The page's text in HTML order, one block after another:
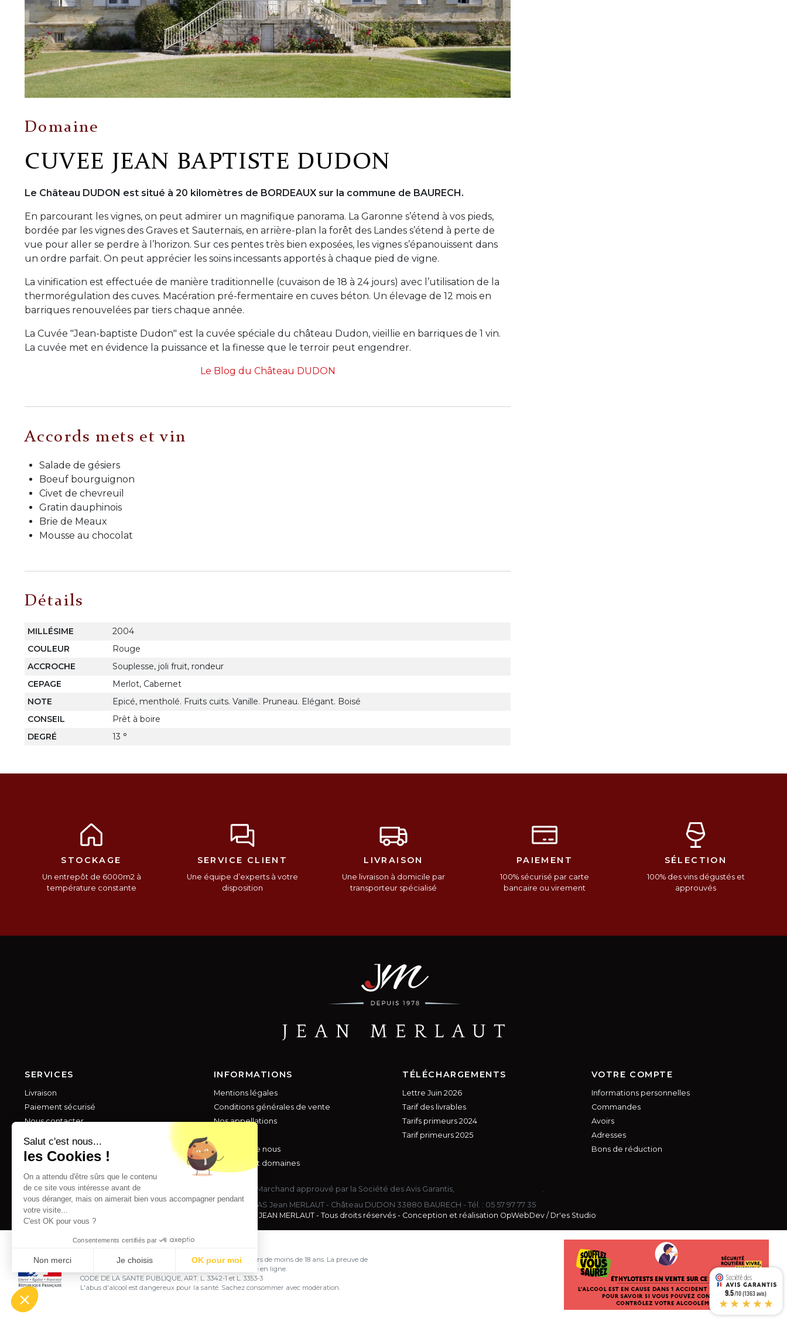
Domaine
CUVEE JEAN BAPTISTE DUDON
Le Château DUDON est situé à 20 kilomètres de BORDEAUX sur la commune de BAURECH.
En parcourant les vignes, on peut admirer un magnifique panorama. La Garonne s’étend à vos pieds,
bordée par les vignes des Graves et Sauternais, en arrière-plan la forêt des Landes s’étend à perte de
vue pour aller se perdre à l’horizon. Sur ces pentes très bien exposées, les vignes s’épanouissent dans
un ordre parfait. On peut apprécier les soins incessants apportés à chaque pied de vigne.
La vinification est effectuée de manière traditionnelle (cuvaison de 18 à 24 jours) avec l’utilisation de la
thermorégulation des cuves. Macération pré-fermentaire en cuves béton. Un élevage de 12 mois en
barriques renouvelées par tiers chaque année.
La Cuvée "Jean-baptiste Dudon" est la cuvée spéciale du château Dudon, vieillie en barriques de 1 vin.
La cuvée met en évidence la puissance et la finesse que le terroir peut engendrer.
Le Blog du Château DUDON
Accords mets et vin
Salade de gésiers
Boeuf bourguignon
Civet de chevreuil
Gratin dauphinois
Brie de Meaux
Mousse au chocolat
Détails
MILLÉSIME
2004
COULEUR
Rouge
ACCROCHE
Souplesse, joli fruit, rondeur
CEPAGE
Merlot, Cabernet
NOTE
Epicé, mentholé. Fruits cuits. Vanille. Pruneau. Elégant. Boisé
CONSEIL
Prêt à boire
DEGRÉ
13 °
STOCKAGE
Un entrepôt de 6000m2 à
température constante
SERVICE CLIENT
Une équipe d’experts à votre
disposition
LIVRAISON
Une livraison à domicile par
transporteur spécialisé
PAIEMENT
100% sécurisé par carte
bancaire ou virement
SÉLECTION
100% des vins dégustés et
approuvés
SERVICES
Livraison
Paiement sécurisé
Nous contacter
INFORMATIONS
Mentions légales
Conditions générales de vente
Nos appellations
A propos de nous
Châteaux et domaines
TÉLÉCHARGEMENTS
Lettre Juin 2026
Tarif des livrables
Tarifs primeurs 2024
Tarif primeurs 2025
VOTRE COMPTE
Informations personnelles
Commandes
Avoirs
Adresses
Bons de réduction
Marchand approuvé par la Société des Avis Garantis,
.
SAS Jean MERLAUT - Château DUDON 33880 BAURECH - Tél. : 05 57 97 77 35
Copyright © 2026 JEAN MERLAUT - Tous droits réservés - Conception et réalisation OpWebDev/ Dr'es Studio
Interdiction de vente de boissons alcooliques aux mineurs de moins de 18 ans. La preuve de
majorité de l'acheteur est exigée au moment de la vente en ligne.
CODE DE LA SANTE PUBLIQUE, ART. L. 3342-1 et L. 3353-3
L'abus d'alcool est dangereux pour la santé. Sachez consommer avec modération.
Salut c'est nous...
les Cookies !
On a attendu d'être sûrs que le contenu
de ce site vous intéresse avant de
vous déranger, mais on aimerait bien vous accompagner pendant
votre visite...
C'est OK pour vous ?
Consentements certifiés par
Non merci Je choisis OK pour moi
Axeptio consent
Plateforme de Gestion du Consentement : Personnalisez vos Options
Notre plateforme vous permet d'adapter et de gérer vos paramètres de confidentialité, en garantissant la conformité avec les réglementations. Personnalisez vos préférences pour
9.5/10 (1363 avis)
★★★★★